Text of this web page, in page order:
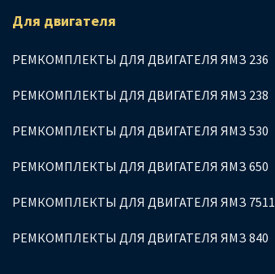
Для двигателя
РЕМКОМПЛЕКТЫ ДЛЯ ДВИГАТЕЛЯ ЯМЗ 236
РЕМКОМПЛЕКТЫ ДЛЯ ДВИГАТЕЛЯ ЯМЗ 238
РЕМКОМПЛЕКТЫ ДЛЯ ДВИГАТЕЛЯ ЯМЗ 530
РЕМКОМПЛЕКТЫ ДЛЯ ДВИГАТЕЛЯ ЯМЗ 650
РЕМКОМПЛЕКТЫ ДЛЯ ДВИГАТЕЛЯ ЯМЗ 7511
РЕМКОМПЛЕКТЫ ДЛЯ ДВИГАТЕЛЯ ЯМЗ 840